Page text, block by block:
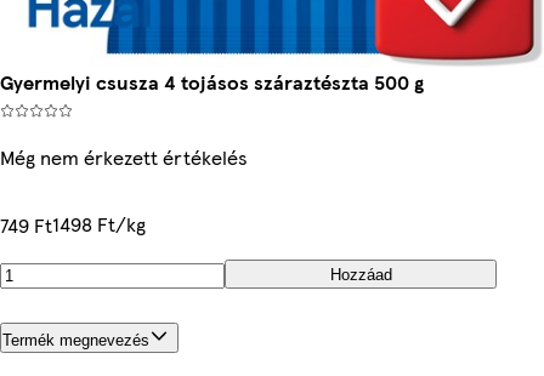
Gyermelyi csusza 4 tojásos száraztészta 500 g
Még nem érkezett értékelés
749 Ft1498 Ft/kg
Hozzáad
Termék megnevezés